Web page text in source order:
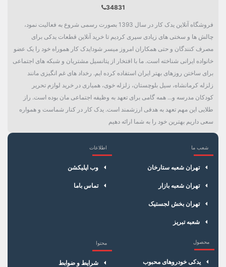
34831
فروشگاه آنلاین یدک کار در سال 1393 بصورت رسمی شروع به فعالیت نمود،
چالش ها و سختی های زیادی سپری کردیم تا خرید آنلاین قطعات یدکی برای
مصرف کنندگان و حتی همکاران امروز میسر شود!یدک کار هموراه خود را یک عضو
خانواده ایرانی شناخته است. ما با افتخار از پتانسیل مشتریان و شبکه های اجتماعی
برای ساختن روزهای بهتر ایران استفاده کرده ایم. رخداد های غم انگیزی مانند
زلزله کرمانشاه، سیل بلوچستان، زلزله خوی، همیاری در خرید لوازم تحریر
کودکان مدرسه و... همه گامی برای تعهد به وظیفه اجتماعی مان بوده است. راز
طلایی این مهم تعهد به هدفی ارزشمند است. یدک کار در کنار شماست و همواره
سعی داریم بهترین خود را به شما ارائه دهیم
شعب ما
تهران شعبه ستارخان
تهران شعبه بازار
تهران بخش لجستیک
شعبه تبریز
اطلاعات
وب اپلیکشن
تماس باما
محصول
یدکی خودروهای محبوب
محتوا
شرایط و ضوابط
×